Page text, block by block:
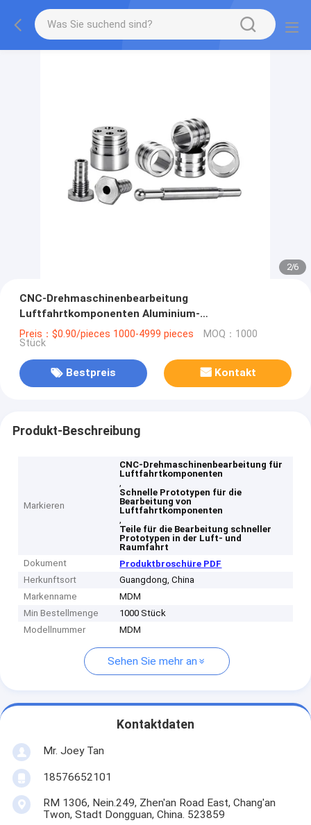
2/6
CNC-Drehmaschinenbearbeitung
Luftfahrtkomponenten Aluminium-
Schnellprototypenbearbeitete Teile
Preis：$0.90/pieces 1000-4999 pieces MOQ：1000
Stück
Bestpreis Kontakt
Produkt-Beschreibung
Markieren
CNC-Drehmaschinenbearbeitung für
Luftfahrtkomponenten
,
Schnelle Prototypen für die
Bearbeitung von
Luftfahrtkomponenten
,
Teile für die Bearbeitung schneller
Prototypen in der Luft- und
Raumfahrt
Dokument
Produktbroschüre PDF
Herkunftsort
Guangdong, China
Markenname
MDM
Min Bestellmenge
1000 Stück
Modellnummer
MDM
Sehen Sie mehr an
Kontaktdaten
Mr. Joey Tan
18576652101
RM 1306, Nein.249, Zhen'an Road East, Chang'an
Twon, Stadt Dongguan, China. 523859